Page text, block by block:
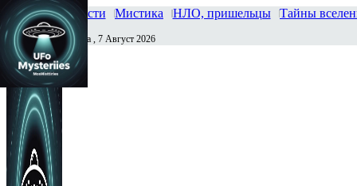
Главная Новости Мистика НЛО, пришельцы Тайны
Сегодня Пятница , 7 Август 2026